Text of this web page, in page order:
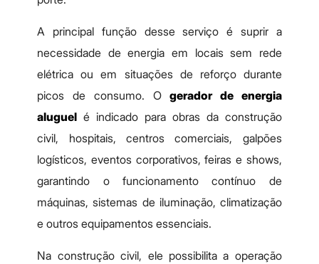
A principal função desse serviço é suprir a
necessidade de energia em locais sem rede
elétrica ou em situações de reforço durante
picos de consumo. Ogerador de energia
aluguel é indicado para obras da construção
civil, hospitais, centros comerciais, galpões
logísticos, eventos corporativos, feiras e shows,
garantindo o funcionamento contínuo de
máquinas, sistemas de iluminação, climatização
e outros equipamentos essenciais.
Na construção civil, ele possibilita a operação